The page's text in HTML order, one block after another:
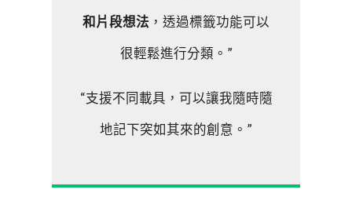
和片段想法 ，透過標籤功能可以
很輕鬆進行分類。”
“支援不同載具，可以讓我隨時隨
地記下突如其來的創意。”